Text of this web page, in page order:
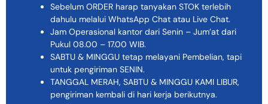
Sebelum ORDER harap tanyakan STOK terlebih
dahulu melalui WhatsApp Chat atau Live Chat.
Jam Operasional kantor dari Senin – Jum’at dari
Pukul 08.00 – 17.00 WIB.
SABTU & MINGGU tetap melayani Pembelian, tapi
untuk pengiriman SENIN.
TANGGAL MERAH, SABTU & MINGGU KAMI LIBUR,
pengiriman kembali di hari kerja berikutnya.